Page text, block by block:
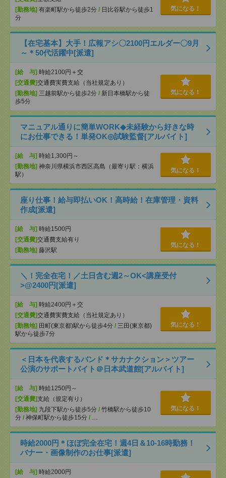
[勤務地] 有楽町駅から徒歩2分 / 日比谷駅から徒歩1
分
気になる！
【在宅基本】大手！広報アシ〇2100円エルダー〇9月
～＊50代活躍中[派遣]
[給 与] 時給2100円＋交
[交通費]交通費実費支給（当社規定あり）
[勤務地] 三越前駅から徒歩2分 / 新日本橋駅から徒
歩5分
気になる！
マニュアル通りに簡単WORK◆未経験から好きな時
にお仕事できる！単発OK◎試験監督[アルバイト]
[給 与] 時給1,300円～
[勤務地] 神奈川県横浜市西区高島（最寄り駅：横浜
駅）
気になる！
座り仕事！給与即払いOK！高時給！在庫管理・資料
作成[派遣]
[給 与] 時給1500円
[交通費]交通費支給有り
[勤務地] 藤沢駅
気になる！
＼！完全在宅！／土日含む週2～OK<講座受付
>@2400円[派遣]
[給 与] 時給2400円＋交
[交通費]交通費実費支給（当社規定あり）
[勤務地] 田町(東京都)駅から徒歩4分 / 三田(東京都)
駅から徒歩7分
気になる！
＜日本を代表するバンド＊サカナクション＞ツアー
公演のサポートバイト＠日本武道館[アルバイト]
[給 与] 時給1250円～
[交通費]支給（規定有り）
[勤務地] 九段下駅から徒歩5分 / 竹橋駅から徒歩10
分 / 神保町駅から徒歩15分 /
気になる！
時給2000円＊ほぼ完全在宅！週4日＆10-16時勤務！
バナー・画像制作のお仕事[派遣]
[給 与] 時給2000円